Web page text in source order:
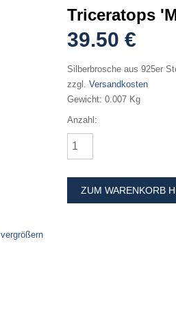
vergrößern
Triceratops
39.50 €
Silberbrosche aus 925er
zzgl. Versandkosten
Gewicht: 0.007 Kg
Anzahl:
ZUM WARENKORB